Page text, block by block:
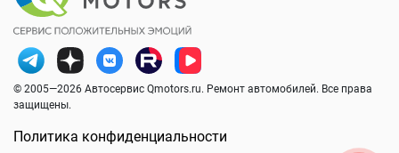
© 2005—2026 Автосервис Qmotors.ru. Ремонт автомобилей. Все права
защищены.
Политика конфиденциальности